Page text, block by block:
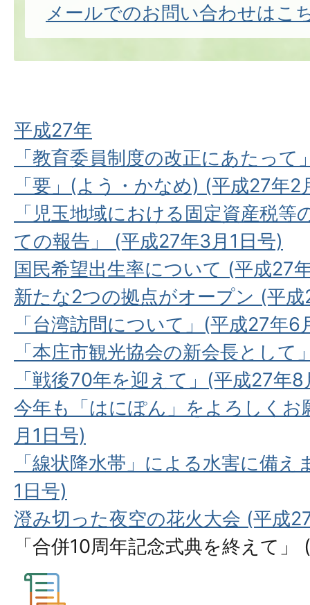
メールでのお問い合わせはこ
平成27年
「教育委員制度の改正にあたって
「要」(よう・かなめ) (平成27年2
「児玉地域における固定資産税
ての報告」 (平成27年3月1日号)
国民希望出生率について (平成27
新たな2つの拠点がオープン (平
「台湾訪問について」(平成27年6
「本庄市観光協会の新会長として
「戦後70年を迎えて」(平成27年8
今年も「はにぽん」をよろしく
月1日号)
「線状降水帯」による水害に備
1日号)
澄み切った夜空の花火大会 (平成
「合併10周年記念式典を終えて